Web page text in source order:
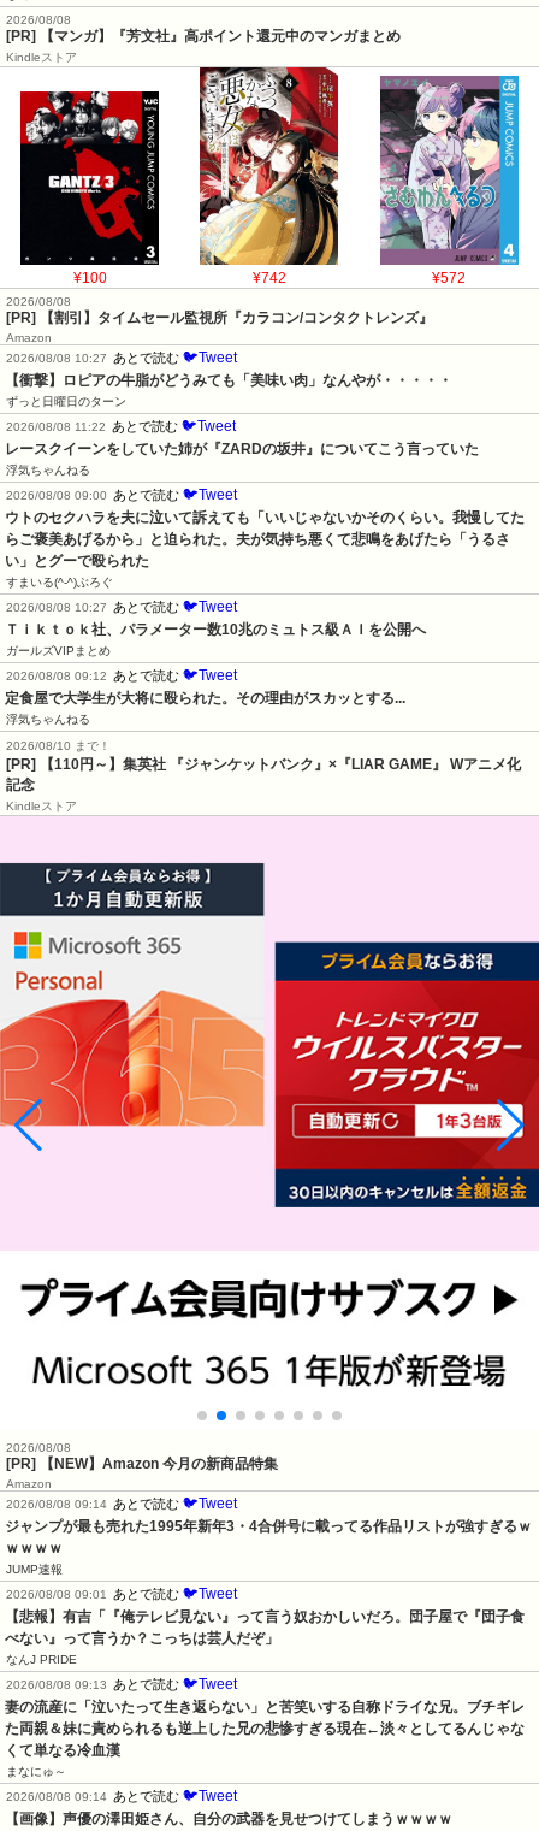
2026/08/08
[PR] 【マンガ】『芳文社』高ポイント還元中のマンガまとめ
Kindleストア
¥100 ¥742 ¥572
2026/08/08
[PR] 【割引】タイムセール監視所『カラコン/コンタクトレンズ』
Amazon
2026/08/08 10:27
あとで読む 🐦Tweet
【衝撃】ロピアの牛脂がどうみても「美味い肉」なんやが・・・・・
ずっと日曜日のターン
2026/08/08 11:22
あとで読む 🐦Tweet
レースクイーンをしていた姉が『ZARDの坂井』についてこう言っていた
浮気ちゃんねる
2026/08/08 09:00
あとで読む 🐦Tweet
ウトのセクハラを夫に泣いて訴えても「いいじゃないかそのくらい。我慢してた
らご褒美あげるから」と迫られた。夫が気持ち悪くて悲鳴をあげたら「うるさ
い」とグーで殴られた
すまいる(^-^)ぶろぐ
2026/08/08 10:27
あとで読む 🐦Tweet
Ｔｉｋｔｏｋ社、パラメーター数10兆のミュトス級ＡＩを公開へ
ガールズVIPまとめ
2026/08/08 09:12
あとで読む 🐦Tweet
定食屋で大学生が大将に殴られた。その理由がスカッとする...
浮気ちゃんねる
2026/08/10 まで！
[PR]
【110円～】集英社 『ジャンケットバンク』×『LIAR GAME』 Wアニメ化
記念
Kindleストア
2026/08/08
[PR] 【NEW】Amazon 今月の新商品特集
Amazon
2026/08/08 09:14 あとで読む 🐦Tweet
ジャンプが最も売れた1995年新年3・4合併号に載ってる作品リストが強すぎるｗ
ｗｗｗｗ
JUMP速報
2026/08/08 09:01
あとで読む 🐦Tweet
【悲報】有吉「『俺テレビ見ない』って言う奴おかしいだろ。団子屋で『団子食
べない』って言うか？こっちは芸人だぞ」
なんJ PRIDE
2026/08/08 09:13
あとで読む 🐦Tweet
妻の流産に「泣いたって生き返らない」と苦笑いする自称ドライな兄。ブチギレ
た両親＆妹に責められるも逆上した兄の悲惨すぎる現在←淡々としてるんじゃな
くて単なる冷血漢
まなにゅ～
2026/08/08 09:14 あとで読む 🐦Tweet
【画像】声優の澤田姫さん、自分の武器を見せつけてしまうｗｗｗｗ